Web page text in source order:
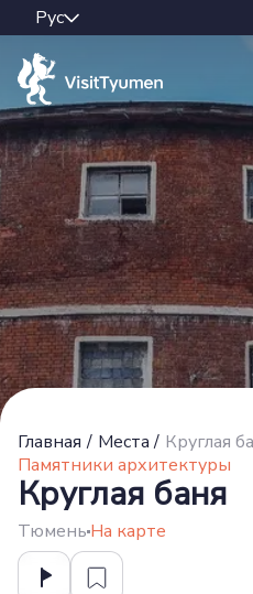
Главная / Места / Круглая
Памятники архитектуры
Круглая баня
Тюмень На карте